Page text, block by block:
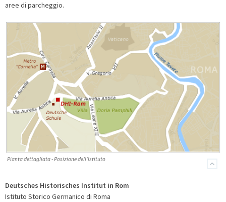
aree di parcheggio.
Pianta dettagliata - Posizione dell'Istituto
Deutsches Historisches Institut in Rom
Istituto Storico Germanico di Roma